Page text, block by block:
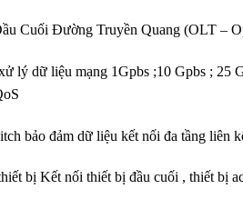
Cuối Đường Truyền Quang (OLT –
lý dữ liệu mạng 1Gpbs ;10 Gpbs ; 25
bảo đảm dữ liệu kết nối đa tầng liên
bị Kết nối thiết bị đầu cuối , thiết bị